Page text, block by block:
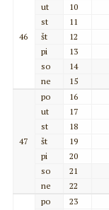
46
ut
10
st
11
št
12
pi
13
so
14
ne
15
47
po
16
ut
17
st
18
št
19
pi
20
so
21
ne
22
po
23